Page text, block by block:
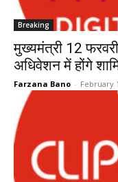
Breaking
मुख्यमंत्री 12
अधिवेशन में होंगे
Farzana Bano - February